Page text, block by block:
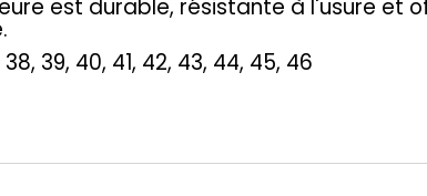
est durable, résistante à l'usure et
38, 39, 40, 41, 42, 43, 44, 45, 46